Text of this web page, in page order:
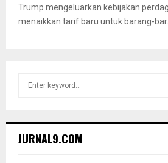
Trump mengeluarkan kebijakan
menaikkan tarif baru untuk barang-
h
JURNAL9.COM